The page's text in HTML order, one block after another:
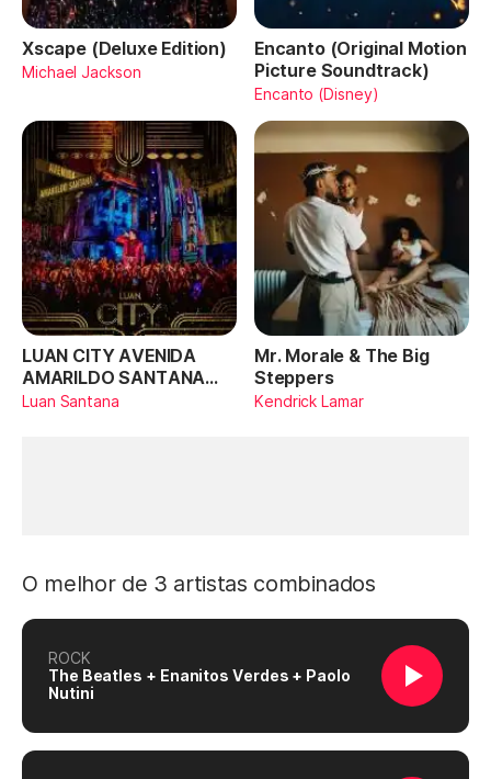
Xscape (Deluxe Edition)
Michael Jackson
Encanto (Original Motion
Picture Soundtrack)
Encanto (Disney)
LUAN CITY AVENIDA
AMARILDO SANTANA
(Ao Vivo)
Luan Santana
Mr. Morale & The Big
Steppers
Kendrick Lamar
O melhor de 3 artistas combinados
ROCK
The Beatles + Enanitos Verdes + Paolo
Nutini